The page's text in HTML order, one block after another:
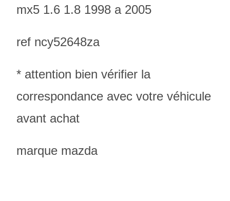
mx5 1.6 1.8 1998 a 2005
ref ncy52648za
* attention bien vérifier la
correspondance avec votre véhicule
avant achat
marque mazda